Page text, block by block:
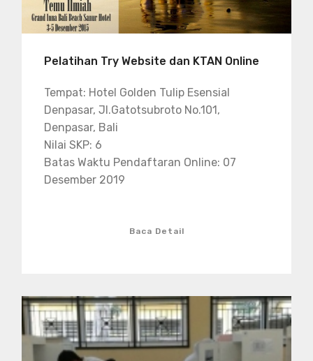
Pelatihan Try Website dan KTAN Online
Tempat: Hotel Golden Tulip Esensial
Denpasar, Jl.Gatotsubroto No.101,
Denpasar, Bali
Nilai SKP: 6
Batas Waktu Pendaftaran Online: 07
Desember 2019
Baca Detail